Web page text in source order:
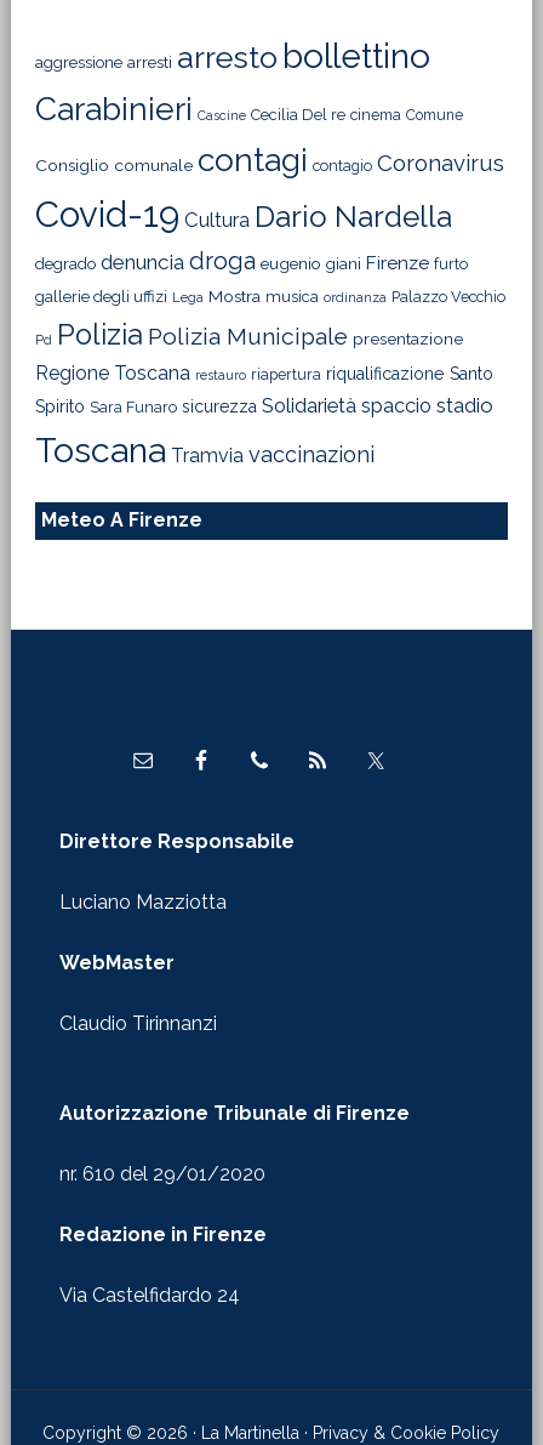
aggressione arresti arresto bollettino
Carabinieri Cascine Cecilia Del re cinema Comune
Consiglio comunale contagi contagio Coronavirus
Covid-19 Cultura Dario Nardella
degrado denuncia droga eugenio giani Firenze furto
gallerie degli uffizi Lega Mostra musica ordinanza Palazzo Vecchio
Pd Polizia Polizia Municipale presentazione
Regione Toscana restauro riapertura riqualificazione Santo
Spirito Sara Funaro sicurezza Solidarietà spaccio stadio
Toscana Tramvia vaccinazioni
Meteo A Firenze
Direttore Responsabile
Luciano Mazziotta
WebMaster
Claudio Tirinnanzi
Autorizzazione Tribunale di Firenze
nr. 610 del 29/01/2020
Redazione in Firenze
Via Castelfidardo 24
Copyright © 2026 · La Martinella · Privacy & Cookie Policy